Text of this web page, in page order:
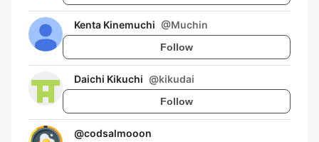
Kenta Kinemuchi @Muchin
Follow
Daichi Kikuchi @kikudai
Follow
@codsalmooon